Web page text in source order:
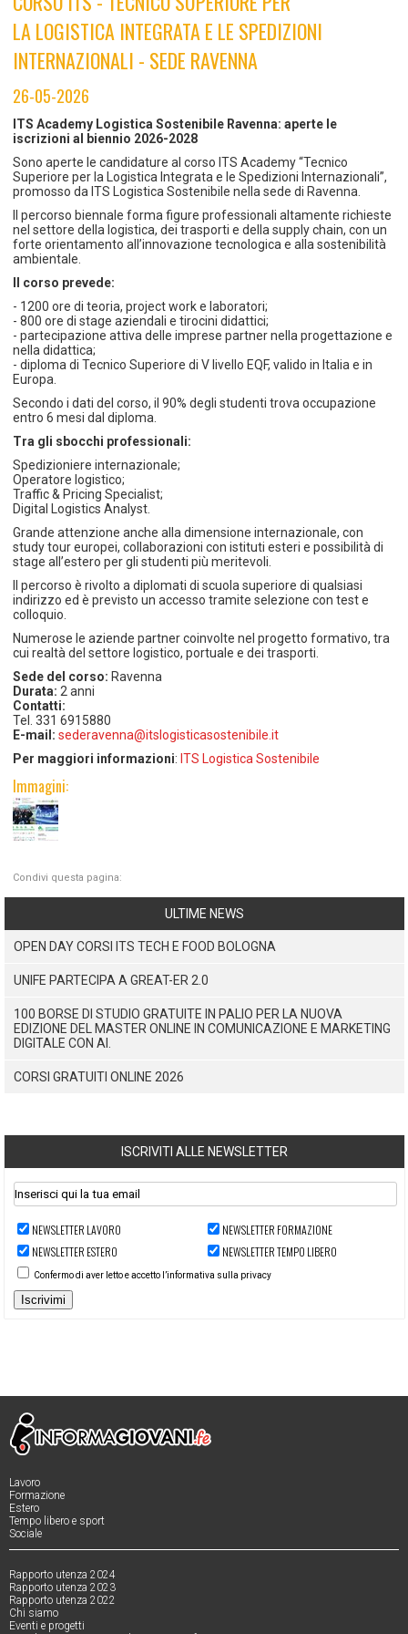
RAPPORTI UTENZA
Coordinamento Provinciale Ferrarese Informagiovani
SOCIALE
LA LOGISTICA INTEGRATA E LE SPEDIZIONI
INTERNAZIONALI - SEDE RAVENNA
26-05-2026
ITS Academy Logistica Sostenibile Ravenna: aperte le
iscrizioni al biennio 2026-2028
Sono aperte le candidature al corso ITS Academy “Tecnico
Superiore per la Logistica Integrata e le Spedizioni Internazionali”,
promosso da ITS Logistica Sostenibile nella sede di Ravenna.
Il percorso biennale forma figure professionali altamente richieste
nel settore della logistica, dei trasporti e della supply chain, con un
forte orientamento all’innovazione tecnologica e alla sostenibilità
ambientale.
Il corso prevede:
- 1200 ore di teoria, project work e laboratori;
- 800 ore di stage aziendali e tirocini didattici;
- partecipazione attiva delle imprese partner nella progettazione e
nella didattica;
- diploma di Tecnico Superiore di V livello EQF, valido in Italia e in
Europa.
Secondo i dati del corso, il 90% degli studenti trova occupazione
entro 6 mesi dal diploma.
Tra gli sbocchi professionali:
Spedizioniere internazionale;
Operatore logistico;
Traffic & Pricing Specialist;
Digital Logistics Analyst.
Grande attenzione anche alla dimensione internazionale, con
study tour europei, collaborazioni con istituti esteri e possibilità di
stage all’estero per gli studenti più meritevoli.
Il percorso è rivolto a diplomati di scuola superiore di qualsiasi
indirizzo ed è previsto un accesso tramite selezione con test e
colloquio.
Numerose le aziende partner coinvolte nel progetto formativo, tra
cui realtà del settore logistico, portuale e dei trasporti.
Sede del corso: Ravenna
Durata: 2 anni
Contatti:
Tel. 331 6915880
E-mail: sederavenna@itslogisticasostenibile.it
Per maggiori informazioni:ITS Logistica Sostenibile
Immagini:
Condivi questa pagina:
ULTIME NEWS
OPEN DAY CORSI ITS TECH E FOOD BOLOGNA
UNIFE PARTECIPA A GREAT-ER 2.0
100 BORSE DI STUDIO GRATUITE IN PALIO PER LA NUOVA
EDIZIONE DEL MASTER ONLINE IN COMUNICAZIONE E MARKETING
DIGITALE CON AI.
CORSI GRATUITI ONLINE 2026
ISCRIVITI ALLE NEWSLETTER
NEWSLETTER LAVORO
NEWSLETTER FORMAZIONE
NEWSLETTER ESTERO
NEWSLETTER TEMPO LIBERO
Confermo di aver letto e accetto l’informativa sulla privacy
Iscrivimi
Lavoro
Formazione
Estero
Tempo libero e sport
Sociale
Rapporto utenza 2024
Rapporto utenza 2023
Rapporto utenza 2022
Chi siamo
Eventi e progetti